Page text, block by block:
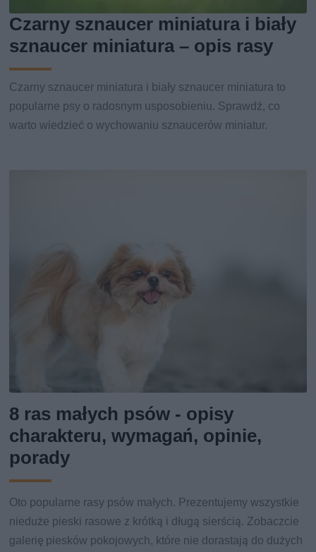
Czarny sznaucer miniatura i biały
sznaucer miniatura – opis rasy
Czarny sznaucer miniatura i biały sznaucer miniatura to
popularne psy o radosnym usposobieniu. Sprawdź, co
warto wiedzieć o wychowaniu sznaucerów miniatur.
8 ras małych psów - opisy
charakteru, wymagań, opinie,
porady
Oto popularne rasy psów małych. Prezentujemy wszystkie
nieduże pieski rasowe z krótką i długą sierścią. Zobaczcie
galerię piesków pokojowych, które nie dorastają do dużych